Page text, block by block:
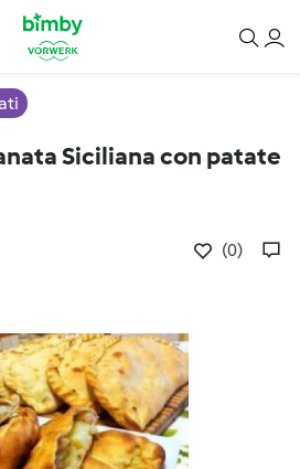
Siciliana con patate
(0)